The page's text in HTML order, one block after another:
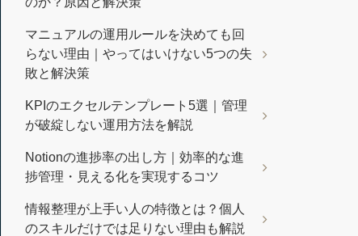
マニュアルの運用ルールを決めても回
らない理由｜やってはいけない5つの失
敗と解決策
KPIのエクセルテンプレート5選｜管理
が破綻しない運用方法を解説
Notionの進捗率の出し方｜効率的な進
捗管理・見える化を実現するコツ
情報整理が上手い人の特徴とは？個人
のスキルだけでは足りない理由も解説